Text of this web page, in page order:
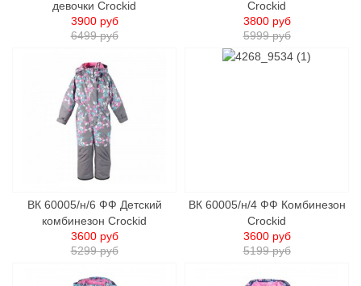
девочки Crockid
6499 руб
3900 руб
Crockid
5999 руб
3800 руб
ВК 60005/н/6 ФФ Детский
комбинезон Crockid
5299 руб
3600 руб
ВК 60005/н/4 ФФ Комбинезон
Crockid
5199 руб
3600 руб